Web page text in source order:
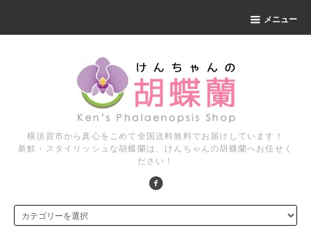
メニュー
横須賀市から真心をこめて全国送料無料でお届けしています！
新鮮・スタイリッシュな胡蝶蘭は、けんちゃんの胡蝶蘭へお任せく
ださい！